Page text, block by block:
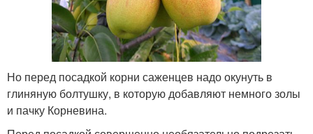
Но перед посадкой корни саженцев надо окунуть в
глиняную болтушку, в которую добавляют немного золы
и пачку Корневина.